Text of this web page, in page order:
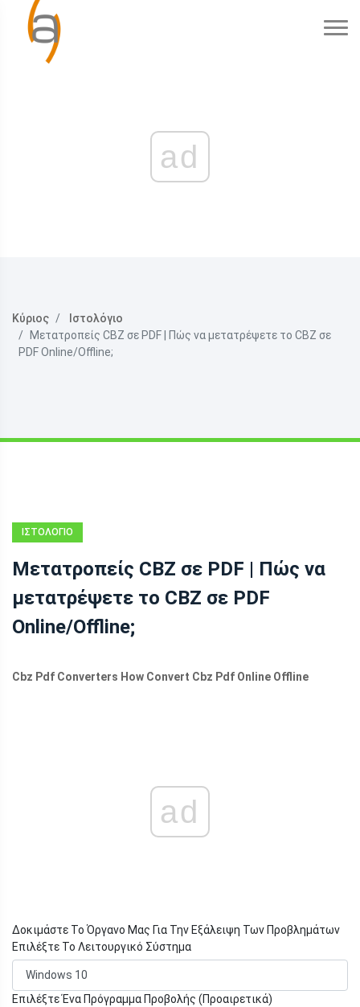
ad
Κύριος
Ιστολόγιο
Μετατροπείς CBZ σε PDF | Πώς να μετατρέψετε το CBZ σε
PDF Online/Offline;
ΙΣΤΟΛΌΓΙΟ
Μετατροπείς CBZ σε PDF | Πώς να
μετατρέψετε το CBZ σε PDF
Online/Offline;
Cbz Pdf Converters How Convert Cbz Pdf Online Offline
ad
Δοκιμάστε Το Όργανο Μας Για Την Εξάλειψη Των Προβλημάτων
Επιλέξτε Το Λειτουργικό Σύστημα
Επιλέξτε Ένα Πρόγραμμα Προβολής (Προαιρετικά)